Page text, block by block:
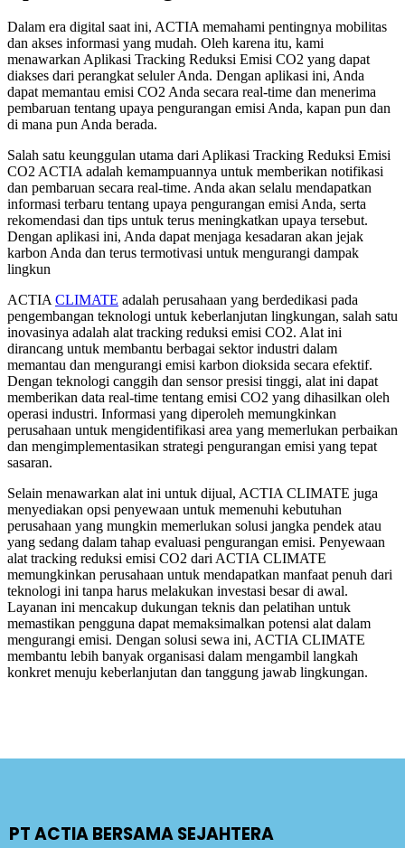
Dalam era digital saat ini, ACTIA memahami pentingnya mobilitas
dan akses informasi yang mudah. Oleh karena itu, kami
menawarkan Aplikasi Tracking Reduksi Emisi CO2 yang dapat
diakses dari perangkat seluler Anda. Dengan aplikasi ini, Anda
dapat memantau emisi CO2 Anda secara real-time dan menerima
pembaruan tentang upaya pengurangan emisi Anda, kapan pun dan
di mana pun Anda berada.
Salah satu keunggulan utama dari Aplikasi Tracking Reduksi Emisi
CO2 ACTIA adalah kemampuannya untuk memberikan notifikasi
dan pembaruan secara real-time. Anda akan selalu mendapatkan
informasi terbaru tentang upaya pengurangan emisi Anda, serta
rekomendasi dan tips untuk terus meningkatkan upaya tersebut.
Dengan aplikasi ini, Anda dapat menjaga kesadaran akan jejak
karbon Anda dan terus termotivasi untuk mengurangi dampak
lingkun
ACTIACLIMATE adalah perusahaan yang berdedikasi pada
pengembangan teknologi untuk keberlanjutan lingkungan, salah satu
inovasinya adalah alat tracking reduksi emisi CO2. Alat ini
dirancang untuk membantu berbagai sektor industri dalam
memantau dan mengurangi emisi karbon dioksida secara efektif.
Dengan teknologi canggih dan sensor presisi tinggi, alat ini dapat
memberikan data real-time tentang emisi CO2 yang dihasilkan oleh
operasi industri. Informasi yang diperoleh memungkinkan
perusahaan untuk mengidentifikasi area yang memerlukan perbaikan
dan mengimplementasikan strategi pengurangan emisi yang tepat
sasaran.
Selain menawarkan alat ini untuk dijual, ACTIA CLIMATE juga
menyediakan opsi penyewaan untuk memenuhi kebutuhan
perusahaan yang mungkin memerlukan solusi jangka pendek atau
yang sedang dalam tahap evaluasi pengurangan emisi. Penyewaan
alat tracking reduksi emisi CO2 dari ACTIA CLIMATE
memungkinkan perusahaan untuk mendapatkan manfaat penuh dari
teknologi ini tanpa harus melakukan investasi besar di awal.
Layanan ini mencakup dukungan teknis dan pelatihan untuk
memastikan pengguna dapat memaksimalkan potensi alat dalam
mengurangi emisi. Dengan solusi sewa ini, ACTIA CLIMATE
membantu lebih banyak organisasi dalam mengambil langkah
konkret menuju keberlanjutan dan tanggung jawab lingkungan.
PT ACTIA BERSAMA SEJAHTERA